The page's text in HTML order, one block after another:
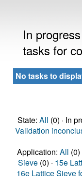
In
tasks for
No tasks to
State: All (0) · In
Validation
Application: All (0)
Sieve (0) · 15e
16e Lattice Sieve